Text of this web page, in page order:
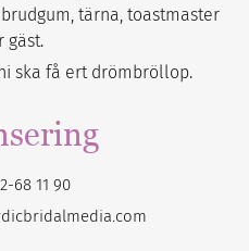
tärna, toastmaster
gäst.
ska få ert drömbröllop.
68 11 90